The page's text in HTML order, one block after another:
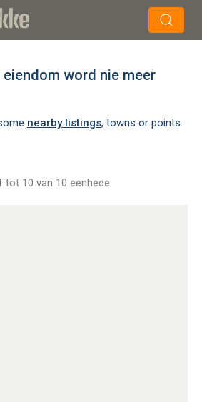
Soek
word nie meer
nearby listings, towns or points
tot 10 van 10 eenhede